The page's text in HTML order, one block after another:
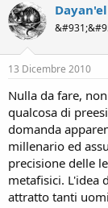
Dayan'el
13 Dicembre 2010
Nulla da fare,
qualcosa di
domanda
millenario ed
precisione delle
metafisici. L'idea
attratto tanti